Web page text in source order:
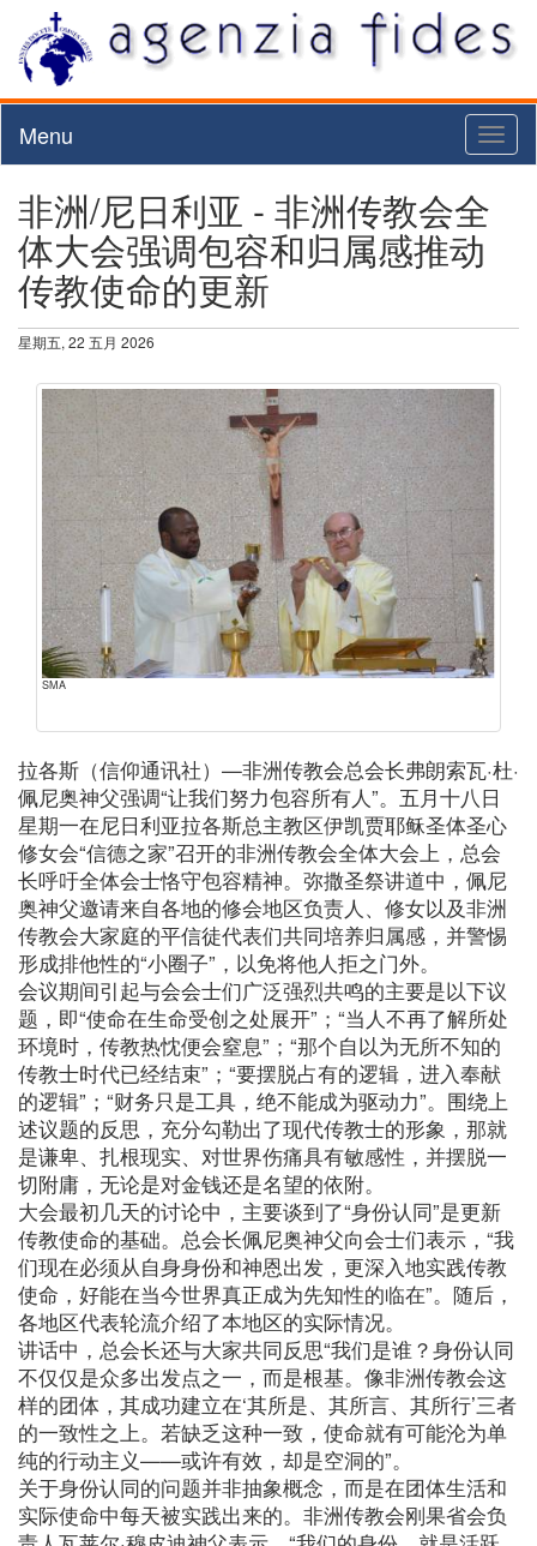
Menu
非洲/尼日利亚 - 非洲传教会全
体大会强调包容和归属感推动
传教使命的更新
星期五, 22 五月 2026
SMA
拉各斯（信仰通讯社）—非洲传教会总会长弗朗索瓦·杜·
佩尼奥神父强调“让我们努力包容所有人”。五月十八日
星期一在尼日利亚拉各斯总主教区伊凯贾耶稣圣体圣心
修女会“信德之家”召开的非洲传教会全体大会上，总会
长呼吁全体会士恪守包容精神。弥撒圣祭讲道中，佩尼
奥神父邀请来自各地的修会地区负责人、修女以及非洲
传教会大家庭的平信徒代表们共同培养归属感，并警惕
形成排他性的“小圈子”，以免将他人拒之门外。
会议期间引起与会会士们广泛强烈共鸣的主要是以下议
题，即“使命在生命受创之处展开”；“当人不再了解所处
环境时，传教热忱便会窒息”；“那个自以为无所不知的
传教士时代已经结束”；“要摆脱占有的逻辑，进入奉献
的逻辑”；“财务只是工具，绝不能成为驱动力”。围绕上
述议题的反思，充分勾勒出了现代传教士的形象，那就
是谦卑、扎根现实、对世界伤痛具有敏感性，并摆脱一
切附庸，无论是对金钱还是名望的依附。
大会最初几天的讨论中，主要谈到了“身份认同”是更新
传教使命的基础。总会长佩尼奥神父向会士们表示，“我
们现在必须从自身身份和神恩出发，更深入地实践传教
使命，好能在当今世界真正成为先知性的临在”。随后，
各地区代表轮流介绍了本地区的实际情况。
讲话中，总会长还与大家共同反思“我们是谁？身份认同
不仅仅是众多出发点之一，而是根基。像非洲传教会这
样的团体，其成功建立在‘其所是、其所言、其所行’三者
的一致性之上。若缺乏这种一致，使命就有可能沦为单
纯的行动主义——或许有效，却是空洞的”。
关于身份认同的问题并非抽象概念，而是在团体生活和
实际使命中每天被实践出来的。非洲传教会刚果省会负